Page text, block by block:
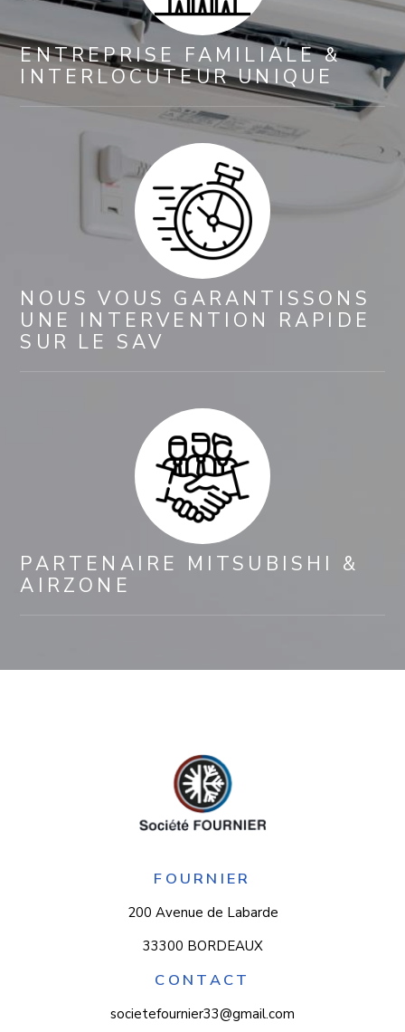
ENTREPRISE FAMILIALE &
INTERLOCUTEUR UNIQUE
NOUS VOUS GARANTISSONS
UNE INTERVENTION RAPIDE
SUR LE SAV
PARTENAIRE MITSUBISHI &
AIRZONE
FOURNIER
200 Avenue de Labarde
33300 BORDEAUX
CONTACT
societefournier33@gmail.com